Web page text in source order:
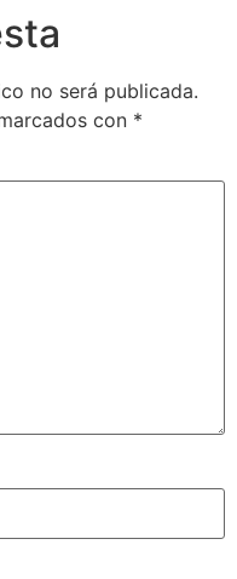
no será publicada.
con *